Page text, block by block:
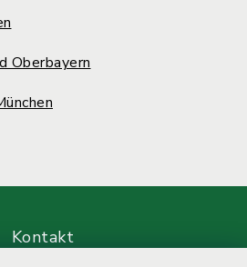
Oberbayern
Kontakt